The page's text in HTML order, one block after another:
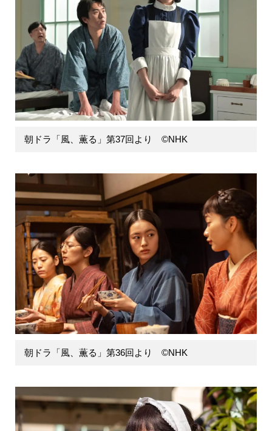
朝ドラ「風、薫る」第37回より ©️NHK
朝ドラ「風、薫る」第36回より ©️NHK